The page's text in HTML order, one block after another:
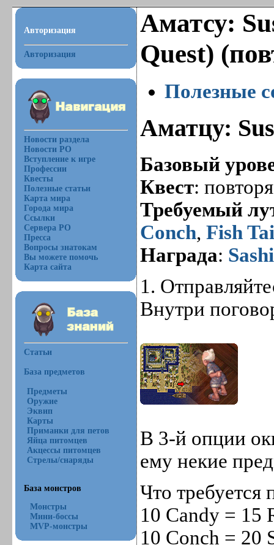
Авторизация
Авторизация
Новости раздела
Новости РО
Вступление к игре
Профессии
Квесты
Полезные статьи
Карта мира
Города мира
Ссылки
Сервера РО
Пресса
Вопросы знатокам
Вы можете помочь
Карта сайта
Статьи
База предметов
Предметы
Оружие
Эквип
Карты
Приманки для петов
Яйца питомцев
Акцессы питомцев
Стрелы/снаряды
База монстров
Монстры
Мини-боссы
MVP-монстры
Аматсу:
Quest)
Полезные
Аматцу:
Базовый
Квест:
Требуемый
Conch,Fish
Награда:
1.
Внутри
В 3-й опции
ему некие
Что требуется
10 Candy = 15
10 Conch = 20